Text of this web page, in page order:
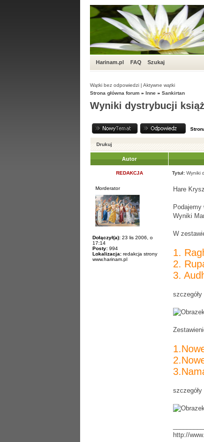
Harinam.pl FAQ Szukaj
Wątki bez odpowiedzi | Aktywne wątki
Strona główna forum » Inne » Sankirtan
Wyniki dystrybucji
Drukuj
Autor
REDAKCJA Tytuł: Wyniki
Morderator
Dołączył(a): 23 lis 2006, o
17:14
Posty: 994
Lokalizacja: redakcja strony
www.harinam.pl
Hare
Wyniki
W
1.
2.
3.
http://